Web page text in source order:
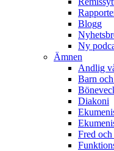
Blogg
Ny
Ämnen
Andlig
Barn
Diakoni
Fred